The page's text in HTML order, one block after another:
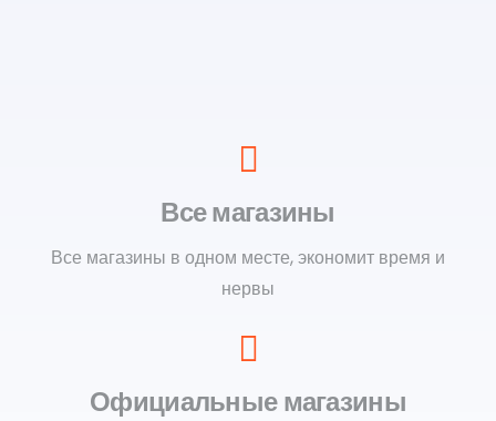
Все магазины
Все магазины в одном месте, экономит время и
нервы
Официальные магазины